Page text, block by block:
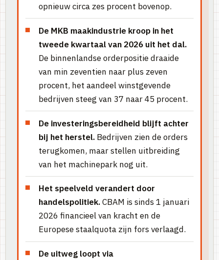
opnieuw circa zes procent bovenop.
De MKB maakindustrie kroop in het
tweede kwartaal van 2026 uit het dal.
De binnenlandse orderpositie draaide
van min zeventien naar plus zeven
procent, het aandeel winstgevende
bedrijven steeg van 37 naar 45 procent.
De investeringsbereidheid blijft achter
bij het herstel.Bedrijven zien de orders
terugkomen, maar stellen uitbreiding
van het machinepark nog uit.
Het speelveld verandert door
handelspolitiek.CBAM is sinds 1 januari
2026 financieel van kracht en de
Europese staalquota zijn fors verlaagd.
De uitweg loopt via